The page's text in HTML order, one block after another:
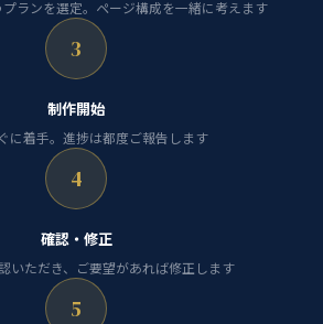
ランを選定。ページ構成を一緒に考えます
3
制作開始
に着手。進捗は都度ご報告します
4
確認・修正
いただき、ご要望があれば修正します
5